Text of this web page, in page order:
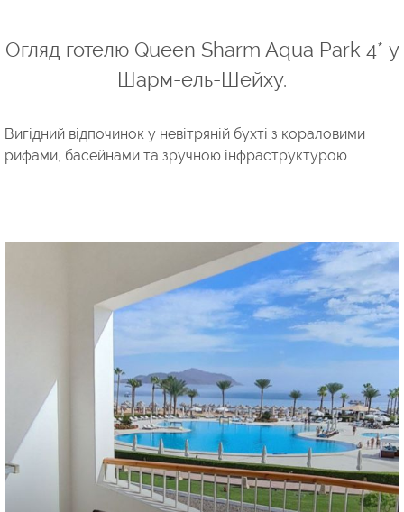
Огляд готелю Queen Sharm Aqua Park 4* у
Шарм-ель-Шейху.
Вигідний відпочинок у невітряній бухті з кораловими
рифами, басейнами та зручною інфраструктурою